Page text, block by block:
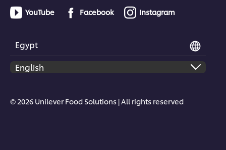
YouTube Facebook Instagram
Egypt
© 2026 Unilever Food Solutions | All rights reserved